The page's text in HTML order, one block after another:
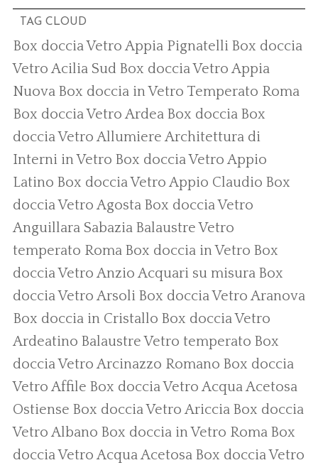
TAG CLOUD
Box doccia Vetro Appia Pignatelli Box doccia
Vetro Acilia Sud Box doccia Vetro Appia
Nuova Box doccia in Vetro Temperato Roma
Box doccia Vetro Ardea Box doccia Box
doccia Vetro Allumiere Architettura di
Interni in Vetro Box doccia Vetro Appio
Latino Box doccia Vetro Appio Claudio Box
doccia Vetro Agosta Box doccia Vetro
Anguillara Sabazia Balaustre Vetro
temperato Roma Box doccia in Vetro Box
doccia Vetro Anzio Acquari su misura Box
doccia Vetro Arsoli Box doccia Vetro Aranova
Box doccia in Cristallo Box doccia Vetro
Ardeatino Balaustre Vetro temperato Box
doccia Vetro Arcinazzo Romano Box doccia
Vetro Affile Box doccia Vetro Acqua Acetosa
Ostiense Box doccia Vetro Ariccia Box doccia
Vetro Albano Box doccia in Vetro Roma Box
doccia Vetro Acqua Acetosa Box doccia Vetro